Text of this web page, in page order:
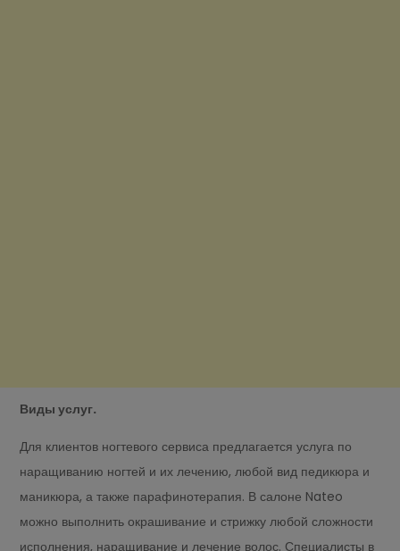
Виды услуг.
Для клиентов ногтевого сервиса предлагается услуга по
наращиванию ногтей и их лечению, любой вид педикюра и
маникюра, а также парафинотерапия. В салоне Nateo
можно выполнить окрашивание и стрижку любой сложности
исполнения, наращивание и лечение волос. Специалисты в